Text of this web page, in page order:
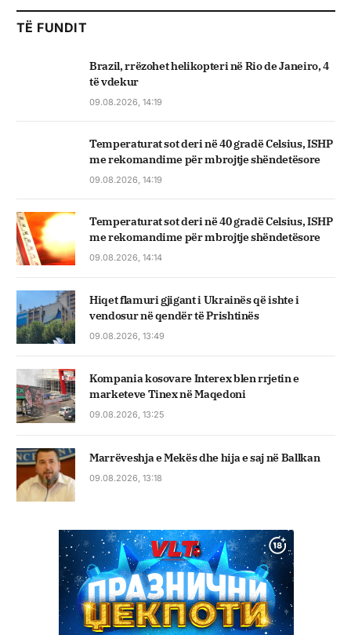
TË FUNDIT
Brazil, rrëzohet helikopteri në Rio de Janeiro, 4
të vdekur
09.08.2026, 14:19
Temperaturat sot deri në 40 gradë Celsius, ISHP
me rekomandime për mbrojtje shëndetësore
09.08.2026, 14:19
Temperaturat sot deri në 40 gradë Celsius, ISHP
me rekomandime për mbrojtje shëndetësore
09.08.2026, 14:14
Hiqet flamuri gjigant i Ukrainës që ishte i
vendosur në qendër të Prishtinës
09.08.2026, 13:49
Kompania kosovare Interex blen rrjetin e
marketeve Tinex në Maqedoni
09.08.2026, 13:25
Marrëveshja e Mekës dhe hija e saj në Ballkan
09.08.2026, 13:18